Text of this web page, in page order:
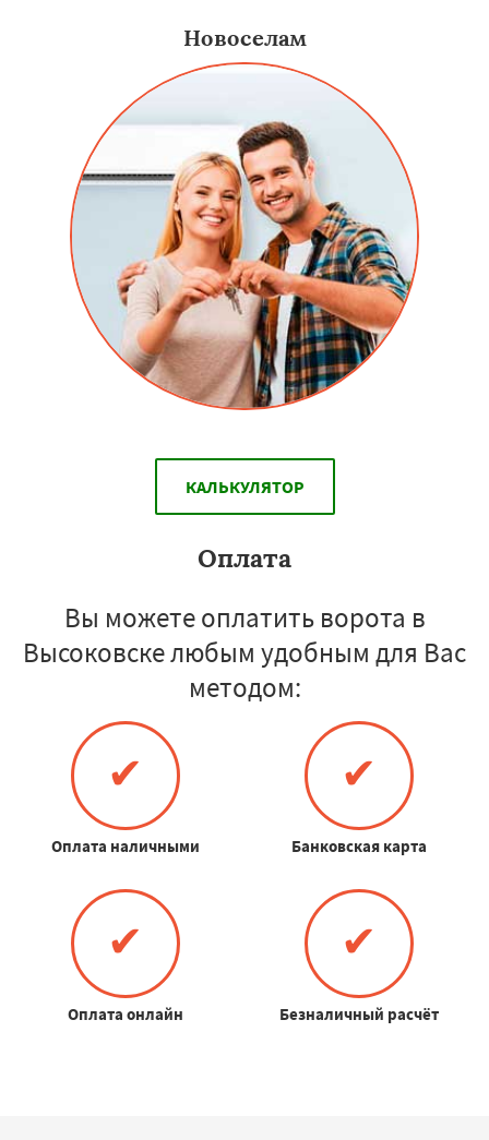
Новоселам
КАЛЬКУЛЯТОР
Оплата
Вы можете оплатить ворота в
Высоковске любым удобным для Вас
методом:
✔
Оплата наличными
✔
Банковская карта
✔
Оплата онлайн
✔
Безналичный расчёт